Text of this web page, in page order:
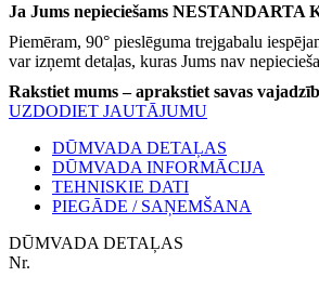
Ja Jums nepieciešams
Piemēram, 90° pieslēguma trejgabalu
var izņemt detaļas, kuras Jums nav
Rakstiet mums – aprakstiet savas
UZDODIET JAUTĀJUMU
DŪMVADA DETAĻAS
DŪMVADA INFORMĀCIJA
TEHNISKIE DATI
PIEGĀDE / SAŅEMŠANA
DŪMVADA DETAĻAS
Nr.